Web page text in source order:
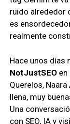
ruido alrededor
es
realmente
Hace unos días
NotJustSEO en
Querelos,
llena, muy
Una
con SEO, IA y